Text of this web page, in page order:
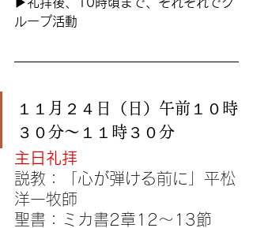
ループ活動
１１月２４日（日）午前１０時
３０分〜１１時３０分
主日礼拝
説教：「心が弾ける前に」平松
洋一牧師
聖書：ミカ書2章12〜13節